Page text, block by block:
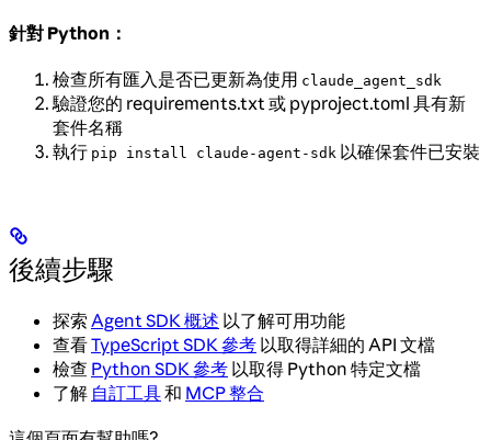
針對 Python：
檢查所有匯入是否已更新為使用 claude_agent_sdk
驗證您的 requirements.txt 或 pyproject.toml 具有新
套件名稱
執行 pip install claude-agent-sdk 以確保套件已安裝
後續步驟
探索 Agent SDK 概述 以了解可用功能
查看TypeScript SDK 參考 以取得詳細的 API 文檔
檢查 Python SDK 參考 以取得 Python 特定文檔
了解 自訂工具和 MCP 整合